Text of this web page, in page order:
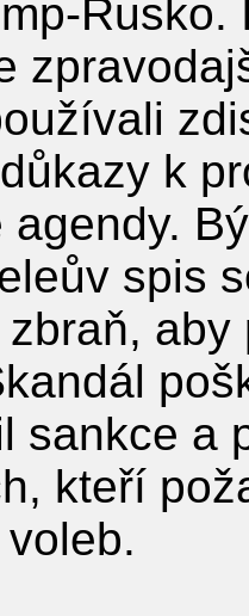
k
agendy.
spis
sankce a
kteří